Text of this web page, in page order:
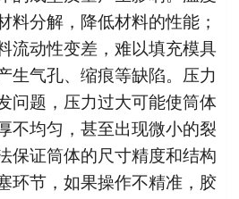
料分解，降低材料的性能；
流动性变差，难以填充模具
生气孔、缩痕等缺陷。压力
问题，压力过大可能使筒体
不均匀，甚至出现微小的裂
保证筒体的尺寸精度和结构
环节，如果操作不精准，胶